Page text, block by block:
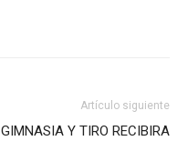
Artículo siguiente
GIMNASIA Y TIRO RECIBIRA